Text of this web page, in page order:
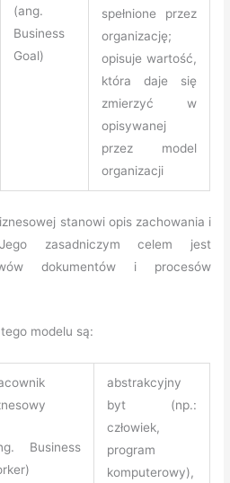
(ang.
Business
Goal)
spełnione przez
organizację;
opisuje wartość,
która daje się
zmierzyć w
opisywanej
przez model
organizacji
stanowi opis zachowania i
zasadniczym celem jest
dokumentów i procesów
modelu są:
Business
abstrakcyjny
byt (np.:
człowiek,
program
komputerowy),